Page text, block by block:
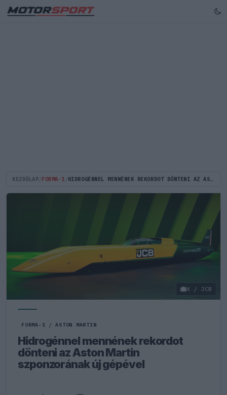
KEZDŐLAP FORMA-1 HIDROGÉNNEL MENNÉNEK REKORDOT DÖNTENI AZ ASTON MARTIN SZPONZORÁNAK ÚJ GÉPÉVEL
X / JCB
FORMA-1 / ASTON MARTIN
Hidrogénnel mennének rekordot
dönteni az Aston Martin
szponzorának új gépével